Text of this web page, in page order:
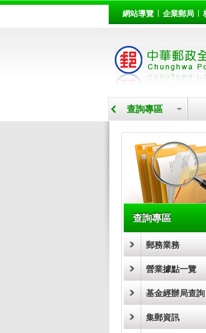
::: 網站導覽 企業郵局
查詢專區
查詢專區
郵務業務
營業據點一覽
基金經辦局查詢
集郵資訊